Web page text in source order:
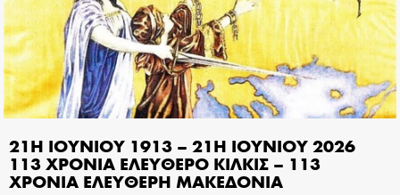
21Η ΙΟΥΝΙΟΥ 1913 – 21Η ΙΟΥΝΙΟΥ 2026
113 ΧΡΟΝΙΑ ΕΛΕΥΘΕΡΟ ΚΙΛΚΙΣ – 113
ΧΡΟΝΙΑ ΕΛΕΥΘΕΡΗ ΜΑΚΕΔΟΝΙΑ